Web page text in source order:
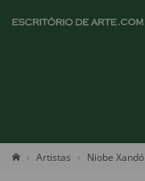
Artistas Niobe Xandó